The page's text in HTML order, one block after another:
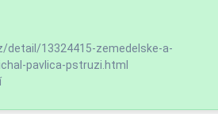
detail/13324415-zemedelske-a-
pavlica-pstruzi.html